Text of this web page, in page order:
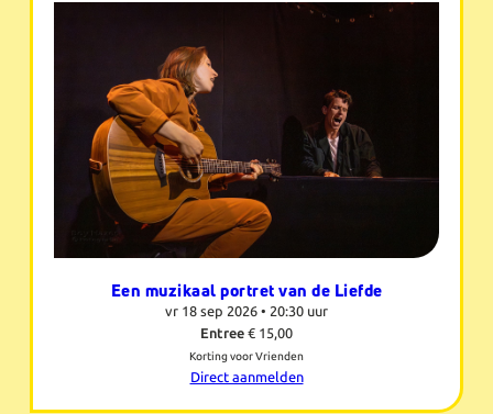
Een muzikaal portret van de Liefde
vr 18 sep 2026 • 20:30 uur
Entree € 15,00
Korting voor Vrienden
Direct aanmelden